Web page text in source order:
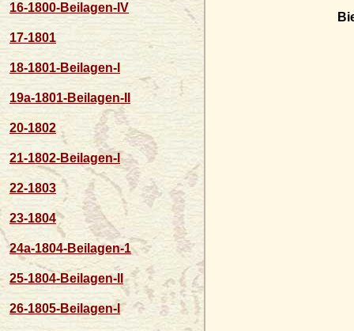
16-1800-Beilagen-IV
17-1801
18-1801-Beilagen-I
19a-1801-Beilagen-II
20-1802
21-1802-Beilagen-I
22-1803
23-1804
24a-1804-Beilagen-1
25-1804-Beilagen-II
26-1805-Beilagen-I